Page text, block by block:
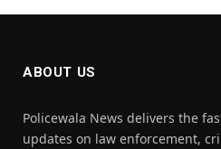
ABOUT US
Policewala News delivers the
updates on law enforcement,